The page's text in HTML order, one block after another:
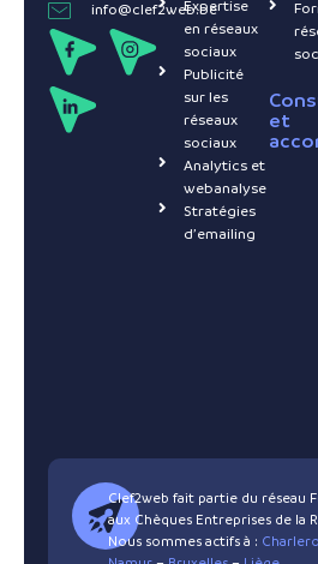
info@clef2web.beExpertise
en réseaux
sociaux
Publicité
sur les
réseaux
sociaux
Analytics et
webanalyse
Stratégies
d’emailing
et
Clef2web fait partie du réseau
aux Chèques Entreprises de la
Nous sommes actifs à :